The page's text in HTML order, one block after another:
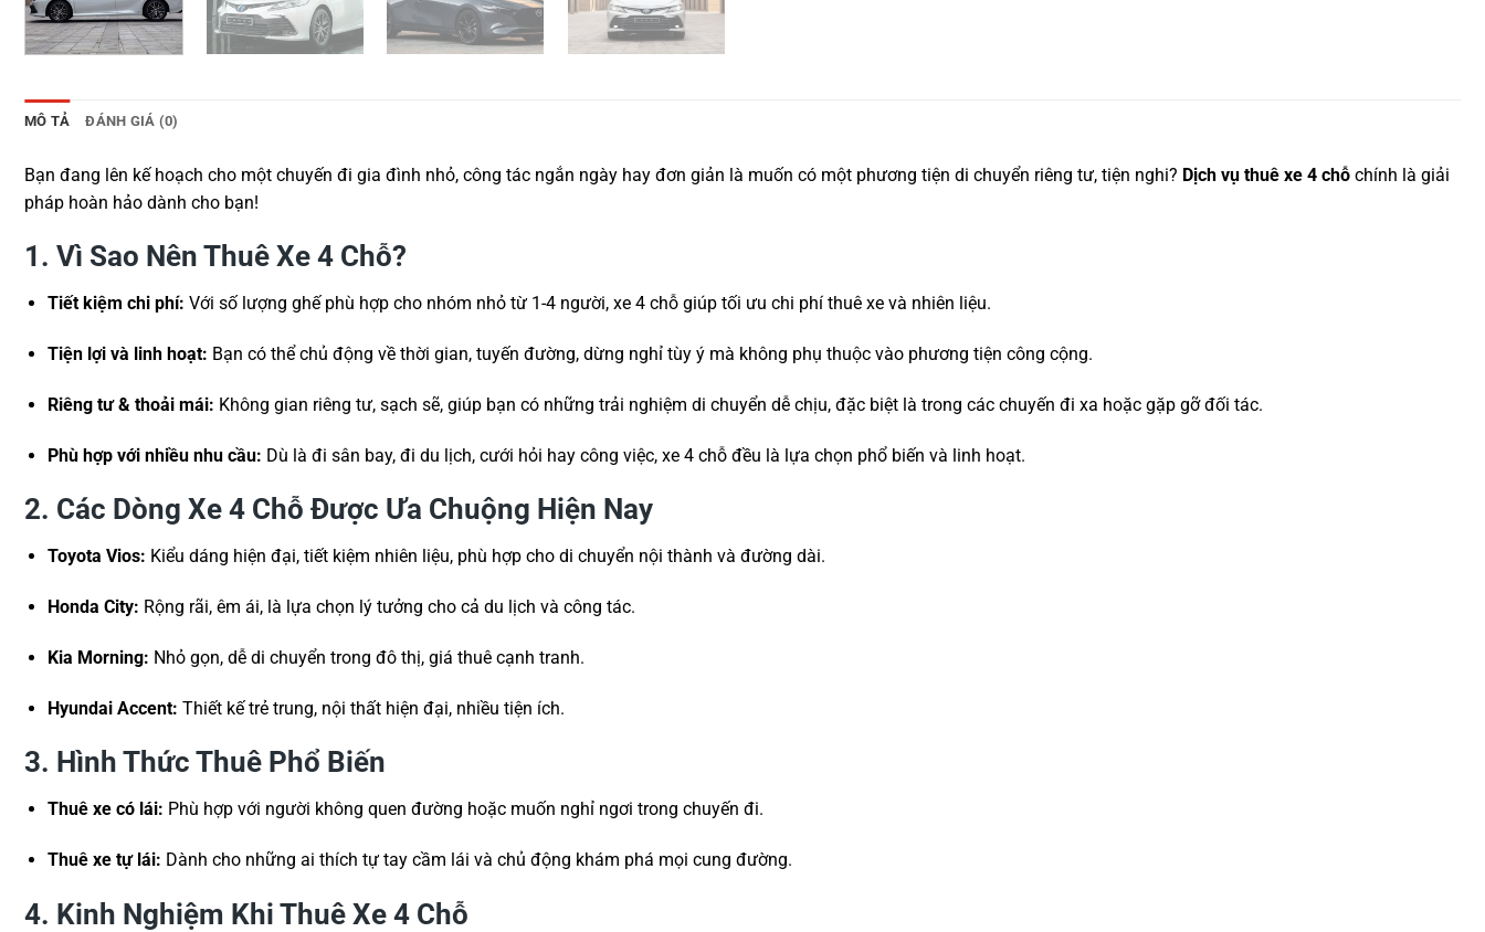
MÔ TẢ ĐÁNH GIÁ (0)
Bạn đang lên kế hoạch cho một chuyến đi gia đình nhỏ, công tác ngắn ngày hay đơn giản là muốn có một phương tiện di chuyển riêng tư, tiện nghi? Dịch vụ thuê xe 4 chỗ chính là giải
pháp hoàn hảo dành cho bạn!
1. Vì Sao Nên Thuê Xe 4 Chỗ?
Tiết kiệm chi phí: Với số lượng ghế phù hợp cho nhóm nhỏ từ 1-4 người, xe 4 chỗ giúp tối ưu chi phí thuê xe và nhiên liệu.
Tiện lợi và linh hoạt: Bạn có thể chủ động về thời gian, tuyến đường, dừng nghỉ tùy ý mà không phụ thuộc vào phương tiện công cộng.
Riêng tư & thoải mái: Không gian riêng tư, sạch sẽ, giúp bạn có những trải nghiệm di chuyển dễ chịu, đặc biệt là trong các chuyến đi xa hoặc gặp gỡ đối tác.
Phù hợp với nhiều nhu cầu: Dù là đi sân bay, đi du lịch, cưới hỏi hay công việc, xe 4 chỗ đều là lựa chọn phổ biến và linh hoạt.
2. Các Dòng Xe 4 Chỗ Được Ưa Chuộng Hiện Nay
Toyota Vios: Kiểu dáng hiện đại, tiết kiệm nhiên liệu, phù hợp cho di chuyển nội thành và đường dài.
Honda City: Rộng rãi, êm ái, là lựa chọn lý tưởng cho cả du lịch và công tác.
Kia Morning: Nhỏ gọn, dễ di chuyển trong đô thị, giá thuê cạnh tranh.
Hyundai Accent: Thiết kế trẻ trung, nội thất hiện đại, nhiều tiện ích.
3. Hình Thức Thuê Phổ Biến
Thuê xe có lái: Phù hợp với người không quen đường hoặc muốn nghỉ ngơi trong chuyến đi.
Thuê xe tự lái: Dành cho những ai thích tự tay cầm lái và chủ động khám phá mọi cung đường.
4. Kinh Nghiệm Khi Thuê Xe 4 Chỗ